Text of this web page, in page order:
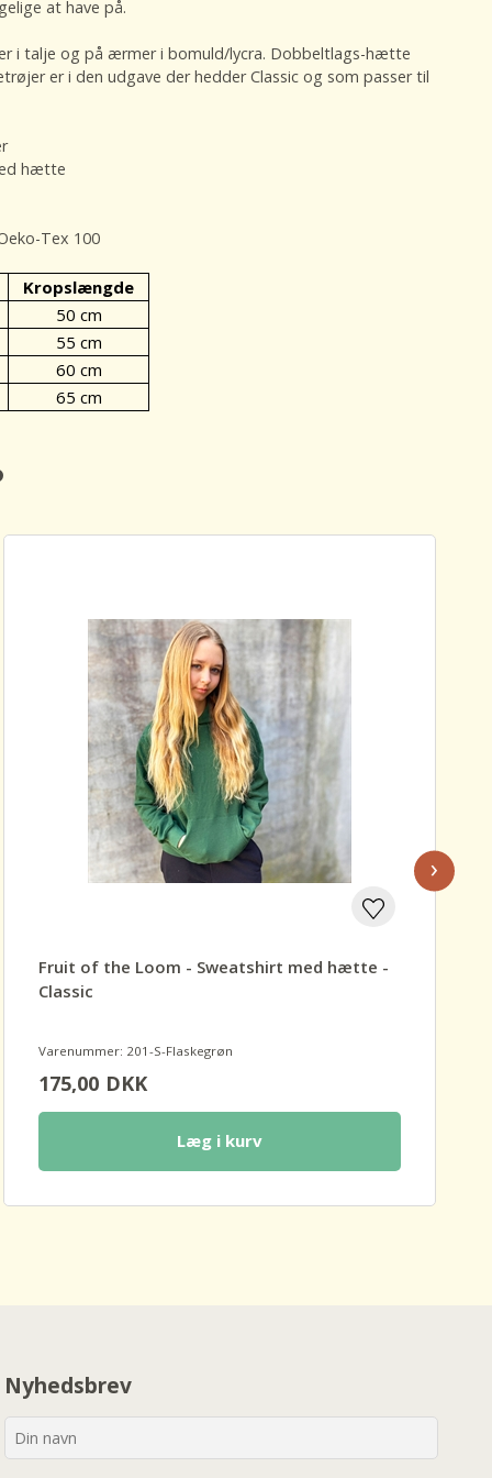
at have på.
i talje og på ærmer i bomuld/lycra. Dobbeltlags-hætte
er i den udgave der hedder Classic og som passer til
hætte
Tex 100
Kropslængde
50 cm
55 cm
60 cm
65 cm
Fruit of the Loom - Sweatshirt med hætte -
Classic
Varenummer: 201-S-Flaskegrøn
175,00DKK
Læg i kurv
›
Nyhedsbrev